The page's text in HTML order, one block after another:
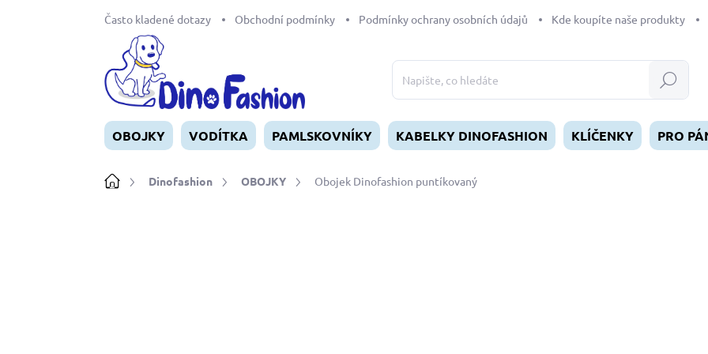
Často kladené dotazy Obchodní podmínky Podmínky ochrany osobních údajů Kde koupíte naše produkty
Hledat
OBOJKY VODÍTKA PAMLSKOVNÍKY KABELKY DINOFASHION KLÍČENKY PRO
DomůDinofashion OBOJKY Obojek Dinofashion puntíkovaný